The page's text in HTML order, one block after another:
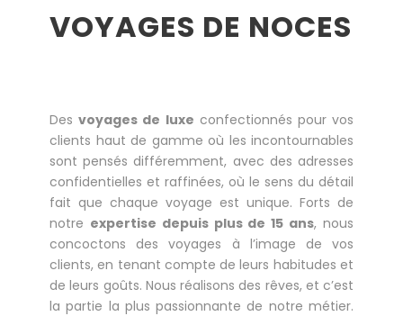
VOYAGES DE NOCES
Desvoyages de luxe confectionnés pour vos
clients haut de gamme où les incontournables
sont pensés différemment, avec des adresses
confidentielles et raffinées, où le sens du détail
fait que chaque voyage est unique. Forts de
notre expertise depuis plus de 15 ans, nous
concoctons des voyages à l’image de vos
clients, en tenant compte de leurs habitudes et
de leurs goûts. Nous réalisons des rêves, et c’est
la partie la plus passionnante de notre métier.